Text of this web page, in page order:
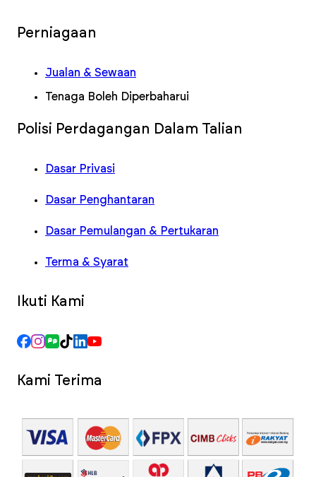
Perniagaan
Jualan & Sewaan
Tenaga Boleh Diperbaharui
Polisi Perdagangan Dalam Talian
Dasar Privasi
Dasar Penghantaran
Dasar Pemulangan & Pertukaran
Terma & Syarat
Ikuti Kami
Kami Terima